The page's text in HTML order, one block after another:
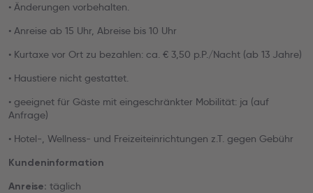
• Änderungen vorbehalten.
• Anreise ab 15 Uhr, Abreise bis 10 Uhr
• Kurtaxe vor Ort zu bezahlen: ca. € 3,50 p.P./Nacht (ab 13 Jahre)
• Haustiere nicht gestattet.
• geeignet für Gäste mit eingeschränkter Mobilität: ja (auf
Anfrage)
• Hotel-, Wellness- und Freizeiteinrichtungen z.T. gegen Gebühr
Kundeninformation
Anreise: täglich